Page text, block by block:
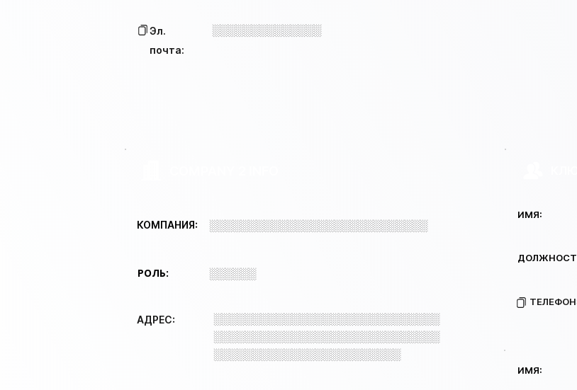
Эл.
почта:
░░░░░░░░░░░░░░
КОМПАНИЯ: ░░░░░░░░░░░░░░░░░░░░░░░░░░░░
РОЛЬ: ░░░░░░
АДРЕС:
░░░░░░░░░░░░░░░░░░░░░░░░░░░░░
░░░░░░░░░░░░░░░░░░░░░░░░░░░░░
░░░░░░░░░░░░░░░░░░░░░░░░
ИМЯ:
ИМЯ: